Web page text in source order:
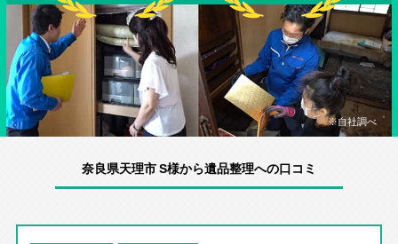
※自社調べ
奈良県天理市 S様から遺品整理への口コミ